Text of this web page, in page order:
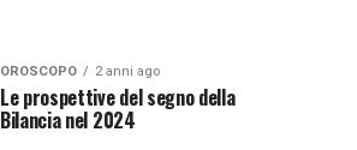
OROSCOPO 2 anni ago
Le prospettive del segno della
Bilancia nel 2024